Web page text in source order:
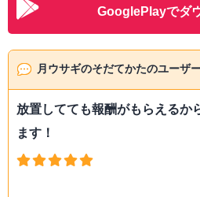
GooglePlayでダ
月ウサギのそだてかたのユーザ
放置してても報酬がもらえるか
ます！